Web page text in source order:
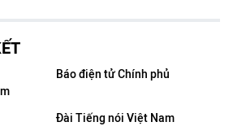
Báo điện tử Chính phủ
Đài Tiếng nói Việt Nam